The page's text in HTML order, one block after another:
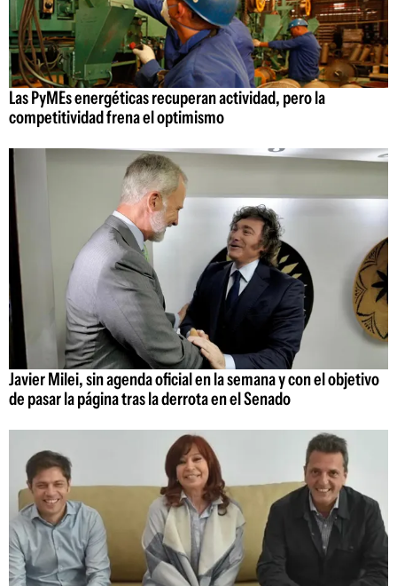
Las PyMEs energéticas recuperan actividad, pero la
competitividad frena el optimismo
Javier Milei, sin agenda oficial en la semana y con el objetivo
de pasar la página tras la derrota en el Senado